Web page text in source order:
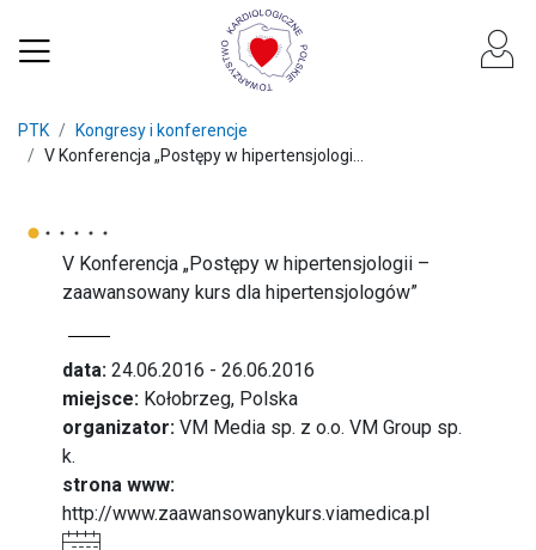
PTK
Kongresy i konferencje
V Konferencja „Postępy w hipertensjologi...
V Konferencja „Postępy w hipertensjologii –
zaawansowany kurs dla hipertensjologów”
data: 24.06.2016 - 26.06.2016
miejsce: Kołobrzeg, Polska
organizator: VM Media sp. z o.o. VM Group sp.
k.
strona www:
http://www.zaawansowanykurs.viamedica.pl